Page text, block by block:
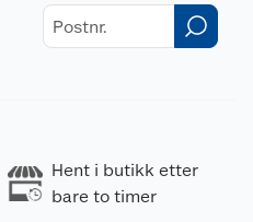
Hent i butikk etter
bare to timer